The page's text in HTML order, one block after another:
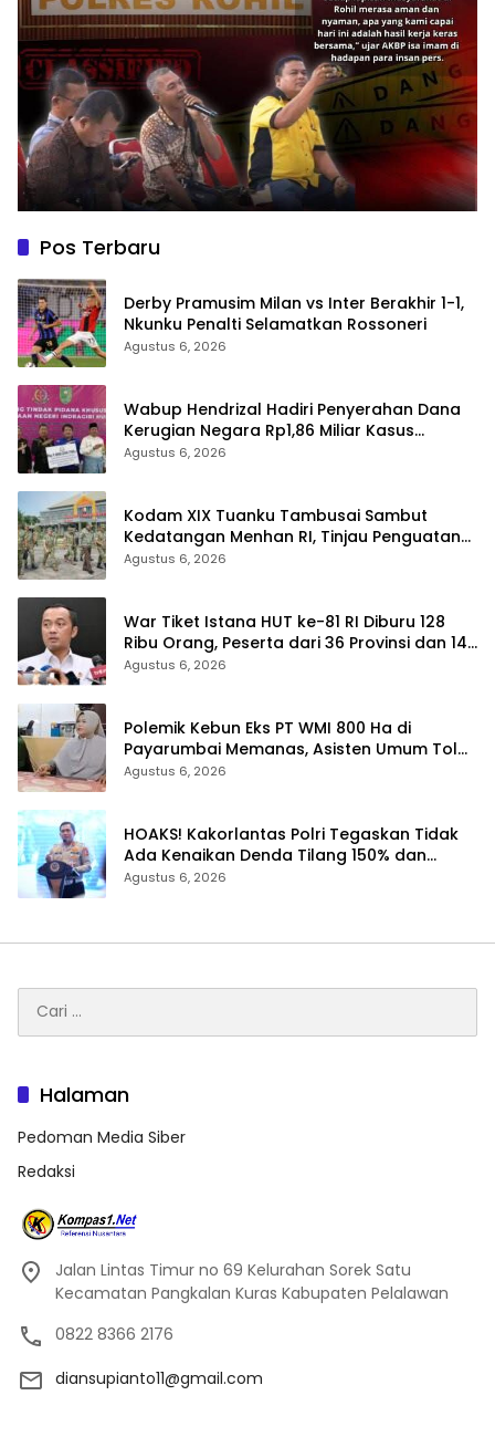
Pos Terbaru
Derby Pramusim Milan vs Inter Berakhir 1-1,
Nkunku Penalti Selamatkan Rossoneri
Agustus 6, 2026
Wabup Hendrizal Hadiri Penyerahan Dana
Kerugian Negara Rp1,86 Miliar Kasus
Korupsi BPR Indra Arta
Agustus 6, 2026
Kodam XIX Tuanku Tambusai Sambut
Kedatangan Menhan RI, Tinjau Penguatan
Yonif TP di Bengkalis dan Kampar
Agustus 6, 2026
War Tiket Istana HUT ke-81 RI Diburu 128
Ribu Orang, Peserta dari 36 Provinsi dan 14
Negara
Agustus 6, 2026
Polemik Kebun Eks PT WMI 800 Ha di
Payarumbai Memanas, Asisten Umum Tolak
Dikelola Agrinas dan Tantang Presiden
Agustus 6, 2026
HOAKS! Kakorlantas Polri Tegaskan Tidak
Ada Kenaikan Denda Tilang 150% dan
Tilang Manual Menyeluruh
Agustus 6, 2026
untuk:
Halaman
Pedoman Media Siber
Redaksi
Jalan Lintas Timur no 69 Kelurahan Sorek Satu
Kecamatan Pangkalan Kuras Kabupaten Pelalawan
0822 8366 2176
diansupianto11@gmail.com